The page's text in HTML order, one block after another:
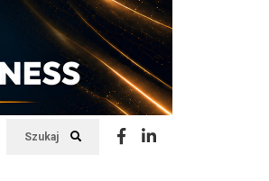
Szukaj